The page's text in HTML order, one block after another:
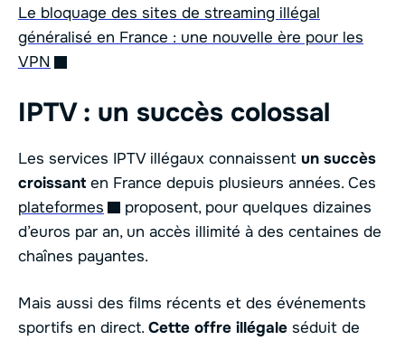
Le bloquage des sites de streaming illégal
généralisé en France : une nouvelle ère pour les
VPN
IPTV : un succès colossal
Les services IPTV illégaux connaissent un succès
croissant en France depuis plusieurs années. Ces
plateformes
proposent, pour quelques dizaines
d’euros par an, un accès illimité à des centaines de
chaînes payantes.
Mais aussi des films récents et des événements
sportifs en direct. Cette offre illégale séduit de